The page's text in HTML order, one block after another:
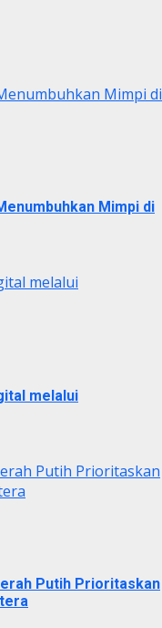
Mimpi di
Mimpi di
melalui
melalui
Putih Prioritaskan
Putih Prioritaskan